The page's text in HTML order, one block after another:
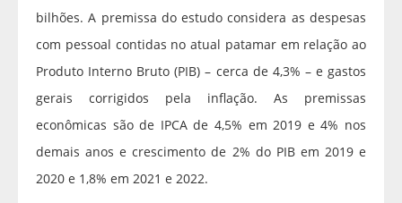
bilhões. A premissa do estudo considera as despesas
com pessoal contidas no atual patamar em relação ao
Produto Interno Bruto (PIB) – cerca de 4,3% – e gastos
gerais corrigidos pela inflação. As premissas
econômicas são de IPCA de 4,5% em 2019 e 4% nos
demais anos e crescimento de 2% do PIB em 2019 e
2020 e 1,8% em 2021 e 2022.